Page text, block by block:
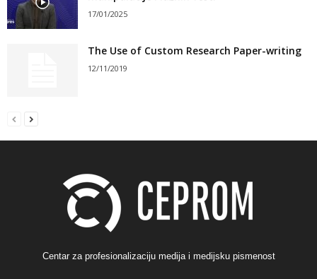
17/01/2025
The Use of Custom Research Paper-writing
12/11/2019
Centar za profesionalizaciju medija i medijsku pismenost